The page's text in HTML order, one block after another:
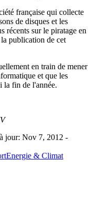
française qui collecte
de disques et les
récents sur le piratage en
publication de cet
en train de mener
et que les
la fin de l'année.
jour: Nov 7, 2012 -
Energie & Climat